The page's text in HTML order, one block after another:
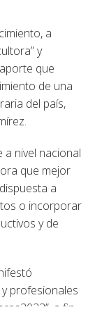
a
y
que
de una
del país,
a nivel nacional
que mejor
a
o incorporar
y de
profesionales
a fin